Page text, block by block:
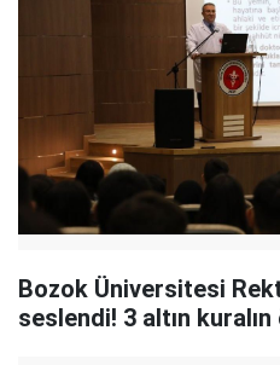
Bozok Üniversitesi
seslendi! 3 altın